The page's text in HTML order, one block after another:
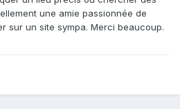
une amie passionnée de
sur un site sympa. Merci beaucoup.